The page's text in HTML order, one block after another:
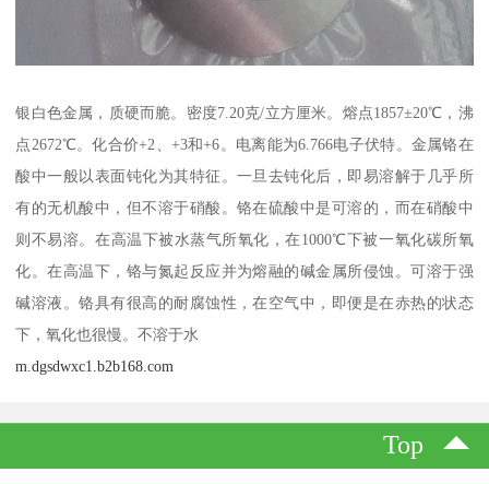
银白色金属，质硬而脆。密度7.20克/立方厘米。熔点1857±20℃，沸
点2672℃。化合价+2、+3和+6。电离能为6.766电子伏特。金属铬在
酸中一般以表面钝化为其特征。一旦去钝化后，即易溶解于几乎所
有的无机酸中，但不溶于硝酸。铬在硫酸中是可溶的，而在硝酸中
则不易溶。在高温下被水蒸气所氧化，在1000℃下被一氧化碳所氧
化。在高温下，铬与氮起反应并为熔融的碱金属所侵蚀。可溶于强
碱溶液。铬具有很高的耐腐蚀性，在空气中，即便是在赤热的状态
下，氧化也很慢。不溶于水
m.dgsdwxc1.b2b168.com
Top